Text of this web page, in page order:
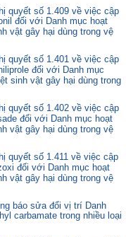
quyết số 1.409 về việc cập
đối với Danh mục hoạt
vật gây hại dùng trong vệ
quyết số 1.401 về việc cập
đối với Danh mục
sinh vật gây hại dùng trong
quyết số 1.402 về việc cập
đối với Danh mục hoạt
vật gây hại dùng trong vệ
quyết số 1.411 về việc cập
đối với Danh mục hoạt
vật gây hại dùng trong vệ
báo sửa đổi vị trí Danh
carbamate trong nhiều loại